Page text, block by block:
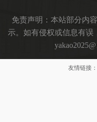
免责声明：本站部分内
示。如有侵权或信息有误
友情链接：